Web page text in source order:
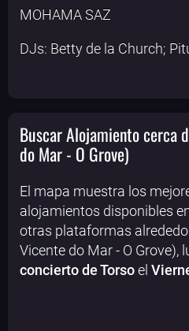
MOHAMA SAZ
DJs: Betty de la Church;
Buscar Alojamiento cerca
do Mar - O Grove)
El mapa muestra los
alojamientos disponibles
otras plataformas
Vicente do Mar - O Grove),
concierto de Torsoel